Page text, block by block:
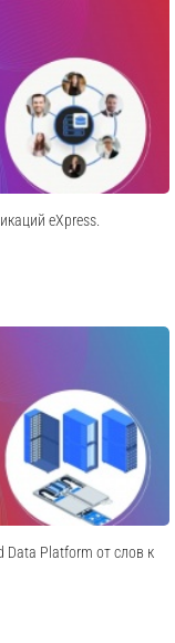
eXpress.
Data Platform от слов к